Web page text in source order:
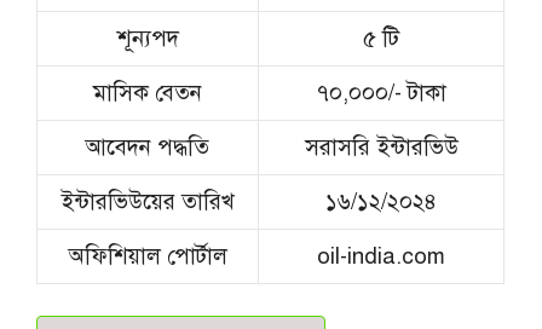
শূন্যপদ
৫ টি
মাসিক বেতন
৭০,০০০/- টাকা
আবেদন পদ্ধতি
সরাসরি ইন্টারভিউ
ইন্টারভিউয়ের তারিখ
১৬/১২/২০২৪
অফিশিয়াল পোর্টাল
oil-india.com